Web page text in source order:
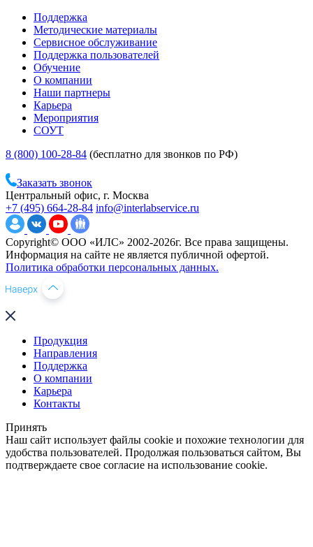
Поддержка
Методические материалы
Сервисное обслуживание
Поддержка пользователей
Обучение
О компании
Наши партнеры
Карьера
Мероприятия
СОУТ
8 (800) 100-28-84 (бесплатно для звонков по РФ)
Заказать звонок
Центральный офис, г. Москва
+7 (495) 664-28-84 info@interlabservice.ru
Copyright© ООО «ИЛС» 2002-2026г. Все права защищены.
Информация на сайте не является публичной офертой.
Политика обработки персональных данных.
Продукция
Направления
Поддержка
О компании
Карьера
Контакты
Принять
Наш сайт использует файлы cookie и похожие технологии для
удобства пользователей. Продолжая пользоваться сайтом, Вы
подтверждаете свое согласие на использование cookie.